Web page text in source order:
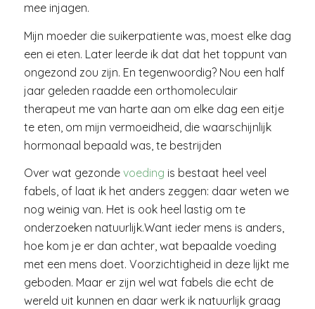
mee injagen.
Mijn moeder die suikerpatiente was, moest elke dag
een ei eten. Later leerde ik dat dat het toppunt van
ongezond zou zijn. En tegenwoordig? Nou een half
jaar geleden raadde een orthomoleculair
therapeut me van harte aan om elke dag een eitje
te eten, om mijn vermoeidheid, die waarschijnlijk
hormonaal bepaald was, te bestrijden
Over wat gezondevoeding is bestaat heel veel
fabels, of laat ik het anders zeggen: daar weten we
nog weinig van. Het is ook heel lastig om te
onderzoeken natuurlijk.Want ieder mens is anders,
hoe kom je er dan achter, wat bepaalde voeding
met een mens doet. Voorzichtigheid in deze lijkt me
geboden. Maar er zijn wel wat fabels die echt de
wereld uit kunnen en daar werk ik natuurlijk graag